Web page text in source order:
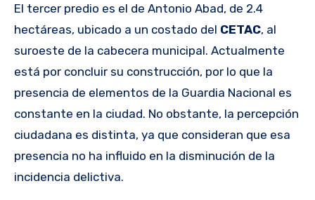
El tercer predio es el de Antonio Abad, de 2.4
hectáreas, ubicado a un costado del CETAC, al
suroeste de la cabecera municipal. Actualmente
está por concluir su construcción, por lo que la
presencia de elementos de la Guardia Nacional es
constante en la ciudad. No obstante, la percepción
ciudadana es distinta, ya que consideran que esa
presencia no ha influido en la disminución de la
incidencia delictiva.